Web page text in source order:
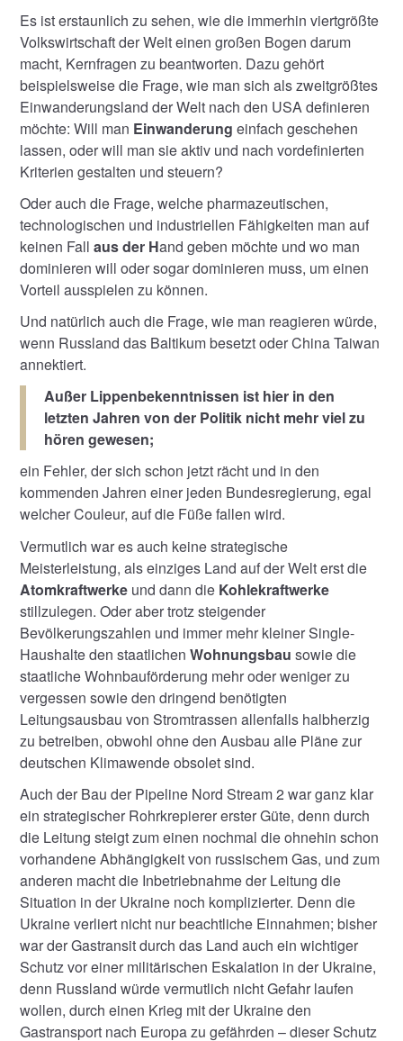
Es ist erstaunlich zu sehen, wie die immerhin viertgrößte
Volkswirtschaft der Welt einen großen Bogen darum
macht, Kernfragen zu beantworten. Dazu gehört
beispielsweise die Frage, wie man sich als zweitgrößtes
Einwanderungsland der Welt nach den USA definieren
möchte: Will man Einwanderungeinfach geschehen
lassen, oder will man sie aktiv und nach vordefinierten
Kriterien gestalten und steuern?
Oder auch die Frage, welche pharmazeutischen,
technologischen und industriellen Fähigkeiten man auf
keinen Fallaus der Hand geben möchte und wo man
dominieren will oder sogar dominieren muss, um einen
Vorteil ausspielen zu können.
Und natürlich auch die Frage, wie man reagieren würde,
wenn Russland das Baltikum besetzt oder China Taiwan
annektiert.
Außer Lippenbekenntnissen ist hier in den
letzten Jahren von der Politik nicht mehr viel zu
hören gewesen;­
ein Fehler, der sich schon jetzt rächt und in den
kommenden Jahren einer jeden Bundesregierung, egal
welcher Couleur, auf die Füße fallen wird.
Vermutlich war es auch keine strategische
Meisterleistung, als einziges Land auf der Welt erst die
Atomkraftwerke und dann die Kohlekraftwerke
stillzulegen. Oder aber trotz steigender
Bevölkerungszahlen und immer mehr kleiner Single-
Haushalte den staatlichenWohnungsbausowie die
staatliche Wohnbauförderung mehr oder weniger zu
vergessen sowie den dringend benötigten
Leitungsausbau von Stromtrassen allenfalls halbherzig
zu betreiben, obwohl ohne den Ausbau alle Pläne zur
deutschen Klimawende obsolet sind.
Auch der Bau der Pipeline Nord Stream 2 war ganz klar
ein strategischer Rohrkrepierer erster Güte, denn durch
die Leitung steigt zum einen nochmal die ohnehin schon
vorhandene Abhängigkeit von russischem Gas, und zum
anderen macht die Inbetriebnahme der Leitung die
Situation in der Ukraine noch komplizierter. Denn die
Ukraine verliert nicht nur beachtliche Einnahmen; bisher
war der Gastransit durch das Land auch ein wichtiger
Schutz vor einer militärischen Eskalation in der Ukraine,
denn Russland würde vermutlich nicht Gefahr laufen
wollen, durch einen Krieg mit der Ukraine den
Gastransport nach Europa zu gefährden – dieser Schutz